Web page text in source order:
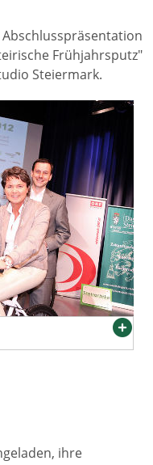
Frühjahrsputz"
Steiermark.
ihre